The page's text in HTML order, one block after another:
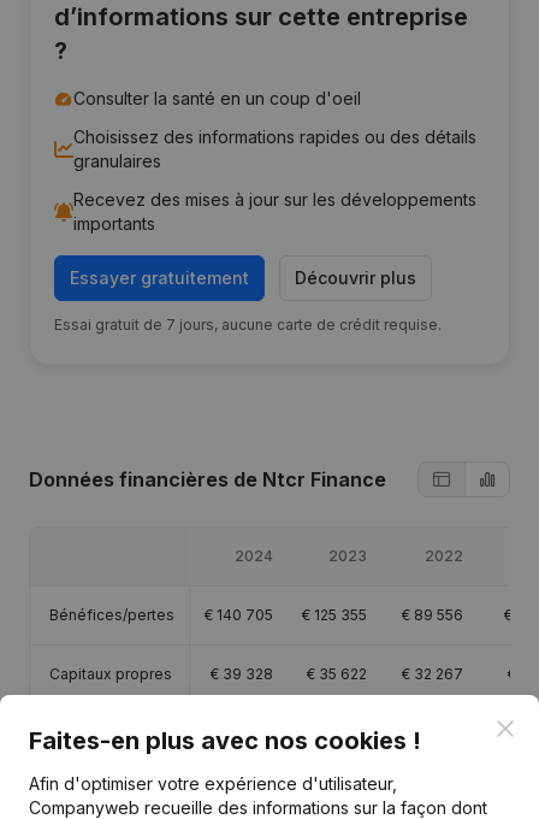
d’informations sur cette entreprise
?
Consulter la santé en un coup d'oeil
Choisissez des informations rapides ou des détails
granulaires
Recevez des mises à jour sur les développements
importants
Essayer gratuitement Découvrir plus
Essai gratuit de 7 jours, aucune carte de crédit requise.
Données financières de Ntcr Finance
2024 2023 2022
Bénéfices/pertes € 140 705 € 125 355 € 89 556 €
Capitaux propres € 39 328 € 35 622 € 32 267 €
Marge brute €372 137 € 329 171 € 258 148 €224
Personnel
Faites-en plus avec nos cookies !
Afin d'optimiser votre expérience d'utilisateur,
Companyweb recueille des informations sur la façon dont